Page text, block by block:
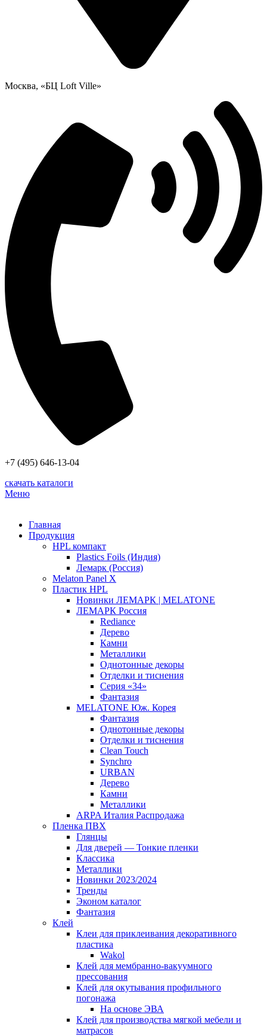
Москва, «БЦ Loft Ville»
+7 (495) 646-13-04
скачать каталоги
Меню
Главная
Продукция
HPL компакт
Plastics Foils (Индия)
Лемарк (Россия)
Melaton Panel X
Пластик HPL
Новинки ЛЕМАРК | MELATONE
ЛЕМАРК Россия
Rediance
Дерево
Камни
Металлики
Однотонные декоры
Отделки и тиснения
Серия «34»
Фантазия
MELATONE Юж. Корея
Фантазия
Однотонные декоры
Отделки и тиснения
Clean Touch
Synchro
URBAN
Дерево
Камни
Металлики
ARPA Италия Распродажа
Пленка ПВХ
Глянцы
Для дверей — Тонкие пленки
Классика
Металлики
Новинки 2023/2024
Тренды
Эконом каталог
Фантазия
Клей
Клеи для приклеивания декоративного
пластика
Wakol
Клей для мембранно-вакуумного
прессования
Клей для окутывания профильного
погонажа
На основе ЭВА
Клей для производства мягкой мебели и
матрасов